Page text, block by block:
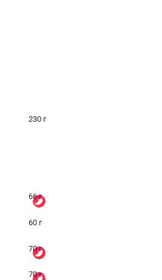
230 г
66 г
60 г
70 г
70 г